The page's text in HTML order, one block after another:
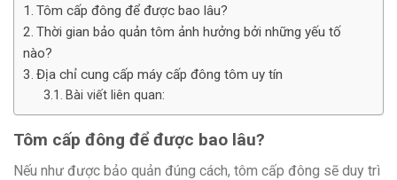
Tôm cấp đông để được bao lâu?
Thời gian bảo quản tôm ảnh hưởng bởi những yếu tố
nào?
Địa chỉ cung cấp máy cấp đông tôm uy tín
Bài viết liên quan:
Tôm cấp đông để được bao lâu?
Nếu như được bảo quản đúng cách, tôm cấp đông sẽ duy trì